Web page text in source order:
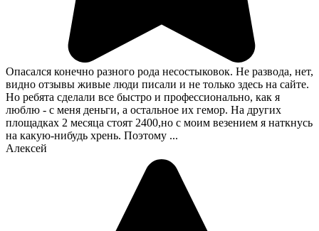
Опасался конечно разного рода несостыковок. Не развода, нет,
видно отзывы живые люди писали и не только здесь на сайте.
Но ребята сделали все быстро и профессионально, как я
люблю - с меня деньги, а остальное их гемор. На других
площадках 2 месяца стоят 2400,но с моим везением я наткнусь
на какую-нибудь хрень. Поэтому ...
Алексей